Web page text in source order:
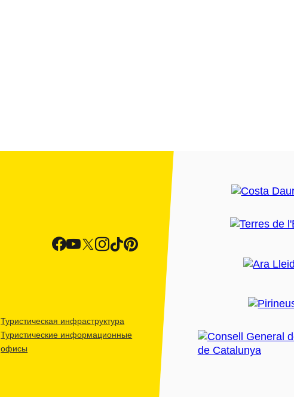
Туристическая инфраструктура
Туристические информационные
офисы